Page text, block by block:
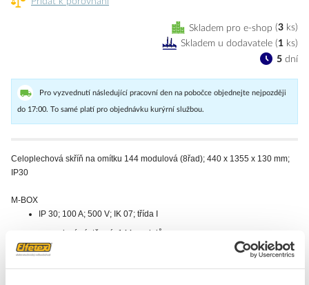
Skladem pro e-shop 3 ks
5 dní
Skladem u dodavatele (1 ks)
Pro vyzvednutí následující pracovní den na pobočce objednejte nejpozději
do 17:00. To samé platí pro objednávku kurýrní službou.
Celoplechová skříň na omítku 144 modulová (8řad); 440 x 1355 x 130 mm;
IP30
M-BOX
IP 30; 100 A; 500 V; IK 07; třída I
provedení nástěnné, 144 modulů
elegentní a čistý design
materián - lakovaný kov, barva bílá (RAL 9003)